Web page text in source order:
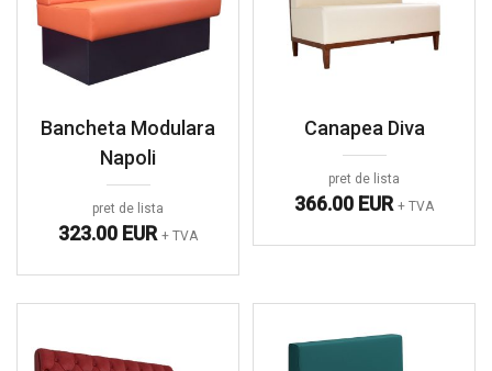
Bancheta Modulara
Napoli
pret de lista
323.00 EUR + TVA
Canapea Diva
pret de lista
366.00 EUR + TVA